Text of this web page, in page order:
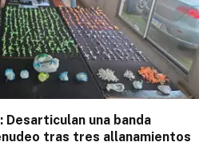
una banda
tras tres allanamientos